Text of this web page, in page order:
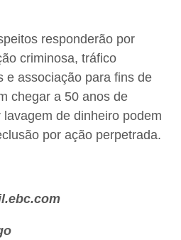
responderão por
criminosa, tráfico
e associação para fins de
chegar a 50 anos de
de dinheiro podem
por ação perpetrada.